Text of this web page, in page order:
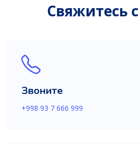
Свяжитесь
Звоните
+998 93 7 666 999